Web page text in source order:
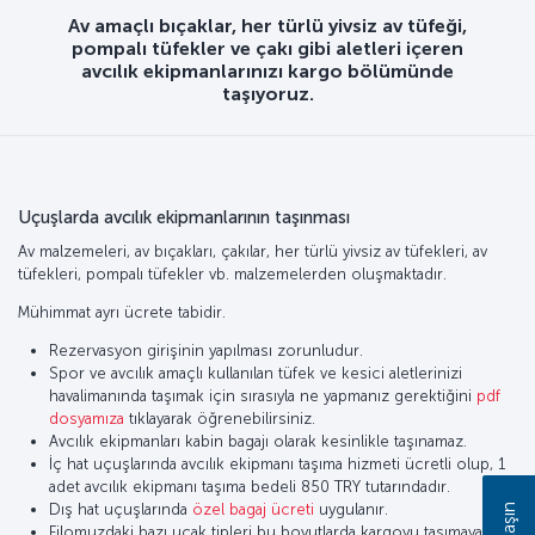
Av amaçlı bıçaklar, her türlü yivsiz av tüfeği,
pompalı tüfekler ve çakı gibi aletleri içeren
avcılık ekipmanlarınızı kargo bölümünde
taşıyoruz.
Uçuşlarda avcılık ekipmanlarının taşınması
Av malzemeleri, av bıçakları, çakılar, her türlü yivsiz av tüfekleri, av
tüfekleri, pompalı tüfekler vb. malzemelerden oluşmaktadır.
Mühimmat ayrı ücrete tabidir.
Rezervasyon girişinin yapılması zorunludur.
Spor ve avcılık amaçlı kullanılan tüfek ve kesici aletlerinizi
havalimanında taşımak için sırasıyla ne yapmanız gerektiğini pdf
dosyamıza tıklayarak öğrenebilirsiniz.
Avcılık ekipmanları kabin bagajı olarak kesinlikle taşınamaz.
İç hat uçuşlarında avcılık ekipmanı taşıma hizmeti ücretli olup, 1
adet avcılık ekipmanı taşıma bedeli 850 TRY tutarındadır.
Dış hat uçuşlarında özel bagaj ücreti uygulanır.